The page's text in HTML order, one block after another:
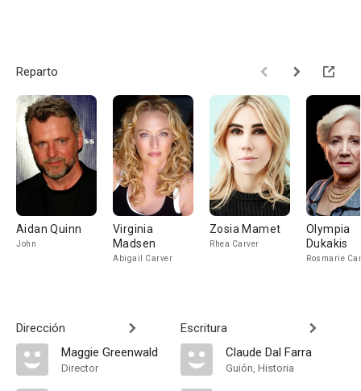
Reparto
Aidan Quinn
John
Virginia
Madsen
Abigail Carver
Zosia Mamet
Rhea Carver
Olympia
Dukakis
Rosmarie
Dirección
Maggie Greenwald
Director
Escritura
Claude Dal Farra
Guión, Historia